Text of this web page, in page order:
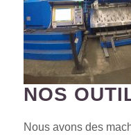
NOS
Nous avons des